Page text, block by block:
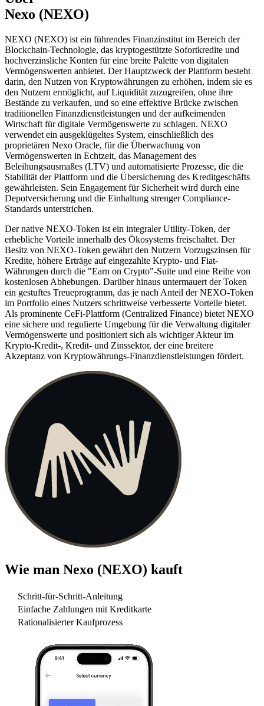
Nexo (NEXO)
NEXO (NEXO) ist ein führendes Finanzinstitut im Bereich der
Blockchain-Technologie, das kryptogestützte Sofortkredite und
hochverzinsliche Konten für eine breite Palette von digitalen
Vermögenswerten anbietet. Der Hauptzweck der Plattform besteht
darin, den Nutzen von Kryptowährungen zu erhöhen, indem sie es
den Nutzern ermöglicht, auf Liquidität zuzugreifen, ohne ihre
Bestände zu verkaufen, und so eine effektive Brücke zwischen
traditionellen Finanzdienstleistungen und der aufkeimenden
Wirtschaft für digitale Vermögenswerte zu schlagen. NEXO
verwendet ein ausgeklügeltes System, einschließlich des
proprietären Nexo Oracle, für die Überwachung von
Vermögenswerten in Echtzeit, das Management des
Beleihungsausmaßes (LTV) und automatisierte Prozesse, die die
Stabilität der Plattform und die Übersicherung des Kreditgeschäfts
gewährleisten. Sein Engagement für Sicherheit wird durch eine
Depotversicherung und die Einhaltung strenger Compliance-
Standards unterstrichen.
Der native NEXO-Token ist ein integraler Utility-Token, der
erhebliche Vorteile innerhalb des Ökosystems freischaltet. Der
Besitz von NEXO-Token gewährt den Nutzern Vorzugszinsen für
Kredite, höhere Erträge auf eingezahlte Krypto- und Fiat-
Währungen durch die "Earn on Crypto"-Suite und eine Reihe von
kostenlosen Abhebungen. Darüber hinaus untermauert der Token
ein gestuftes Treueprogramm, das je nach Anteil der NEXO-Token
im Portfolio eines Nutzers schrittweise verbesserte Vorteile bietet.
Als prominente CeFi-Plattform (Centralized Finance) bietet NEXO
eine sichere und regulierte Umgebung für die Verwaltung digitaler
Vermögenswerte und positioniert sich als wichtiger Akteur im
Krypto-Kredit-, Kredit- und Zinssektor, der eine breitere
Akzeptanz von Kryptowährungs-Finanzdienstleistungen fördert.
Wie man Nexo (NEXO) kauft
Schritt-für-Schritt-Anleitung
Einfache Zahlungen mit Kreditkarte
Rationalisierter Kaufprozess